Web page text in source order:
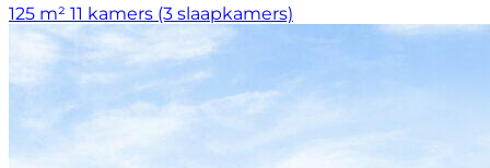
125 m² 11 kamers (3 slaapkamers)